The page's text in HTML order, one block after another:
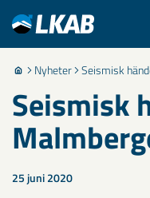
Nyheter Seismisk
Seismisk
25 juni 2020